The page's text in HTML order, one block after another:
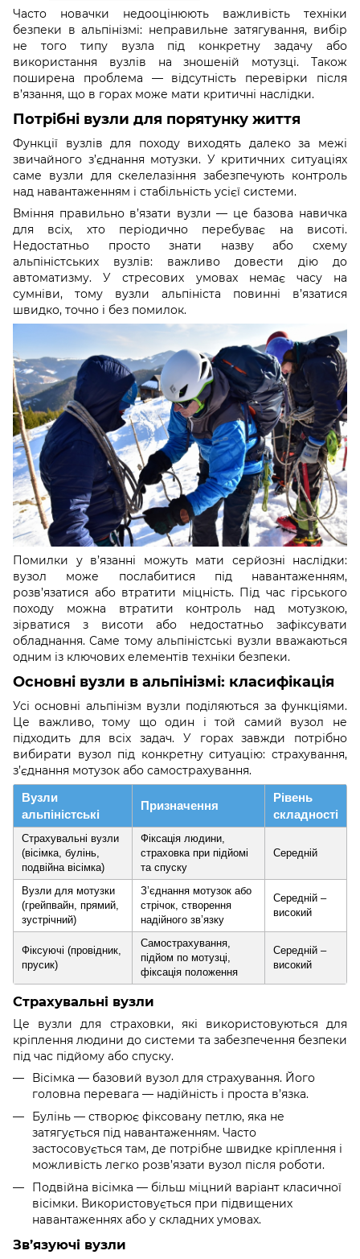
Часто новачки недооцінюють важливість техніки
безпеки в альпінізмі: неправильне затягування, вибір
не того типу вузла під конкретну задачу або
використання вузлів на зношеній мотузці. Також
поширена проблема — відсутність перевірки після
в’язання, що в горах може мати критичні наслідки.
Потрібні вузли для порятунку життя
Функції вузлів для походу виходять далеко за межі
звичайного з’єднання мотузки. У критичних ситуаціях
саме вузли для скелелазіння забезпечують контроль
над навантаженням і стабільність усієї системи.
Вміння правильно в’язати вузли — це базова навичка
для всіх, хто періодично перебуває на висоті.
Недостатньо просто знати назву або схему
альпіністських вузлів: важливо довести дію до
автоматизму. У стресових умовах немає часу на
сумніви, тому вузли альпініста повинні в’язатися
швидко, точно і без помилок.
Помилки у в’язанні можуть мати серйозні наслідки:
вузол може послабитися під навантаженням,
розв’язатися або втратити міцність. Під час гірського
походу можна втратити контроль над мотузкою,
зірватися з висоти або недостатньо зафіксувати
обладнання. Саме тому альпіністські вузли вважаються
одним із ключових елементів техніки безпеки.
Основні вузли в альпінізмі: класифікація
Усі основні альпінізм вузли поділяються за функціями.
Це важливо, тому що один і той самий вузол не
підходить для всіх задач. У горах завжди потрібно
вибирати вузол під конкретну ситуацію: страхування,
з’єднання мотузок або самострахування.
Вузли
альпіністські
Призначення
Рівень
складності
Страхувальні вузли
(вісімка, булінь,
подвійна вісімка)
Фіксація людини,
страховка при підйомі
та спуску
Середній
Вузли для мотузки
(грейпвайн, прямий,
зустрічний)
З’єднання мотузок або
стрічок, створення
надійного зв’язку
Середній –
високий
Фіксуючі (провідник,
прусик)
Самострахування,
підйом по мотузці,
фіксація положення
Середній –
високий
Страхувальні вузли
Це вузли для страховки, які використовуються для
кріплення людини до системи та забезпечення безпеки
під час підйому або спуску.
Вісімка — базовий вузол для страхування. Його
головна перевага — надійність і проста в’язка.
Булінь — створює фіксовану петлю, яка не
затягується під навантаженням. Часто
застосовується там, де потрібне швидке кріплення і
можливість легко розв’язати вузол після роботи.
Подвійна вісімка — більш міцний варіант класичної
вісімки. Використовується при підвищених
навантаженнях або у складних умовах.
Зв’язуючі вузли